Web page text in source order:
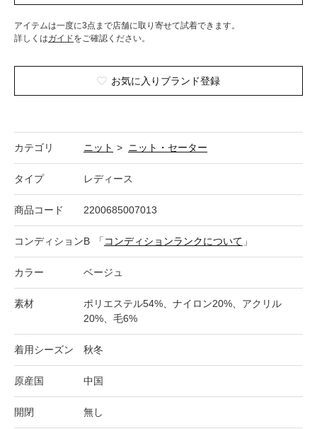
アイテムは一度に3点まで店舗に取り寄せて試着できます。
詳しくはガイドをご確認ください。
お気に入りブランド登録
カテゴリ ニット > ニット・セーター
タイプ レディース
商品コード 2200685007013
コンディションB 「 コンディションランクについて 」
カラー ベージュ
素材
ポリエステル54%、ナイロン20%、アクリル
20%、毛6%
着用シーズン 秋冬
原産国 中国
開閉 無し